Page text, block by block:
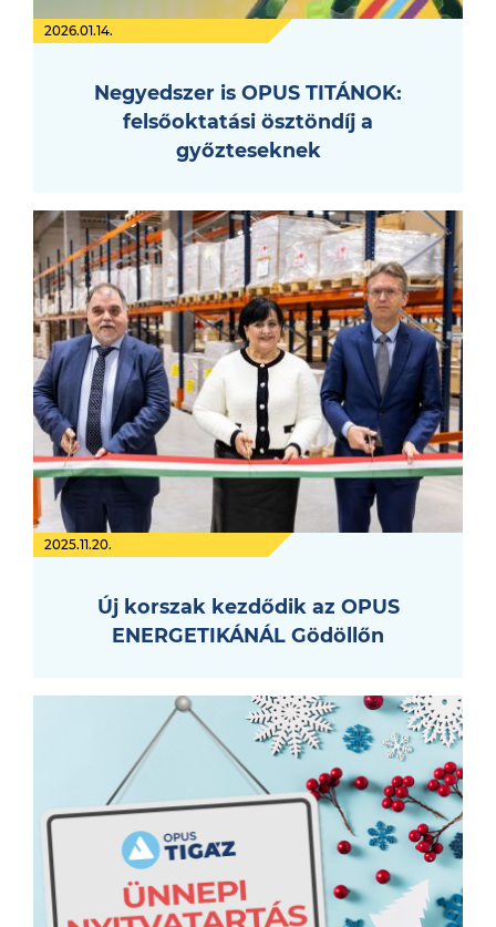
2026.01.14.
Negyedszer is OPUS TITÁNOK:
felsőoktatási ösztöndíj a
győzteseknek
2025.11.20.
Új korszak kezdődik az OPUS
ENERGETIKÁNÁL Gödöllőn